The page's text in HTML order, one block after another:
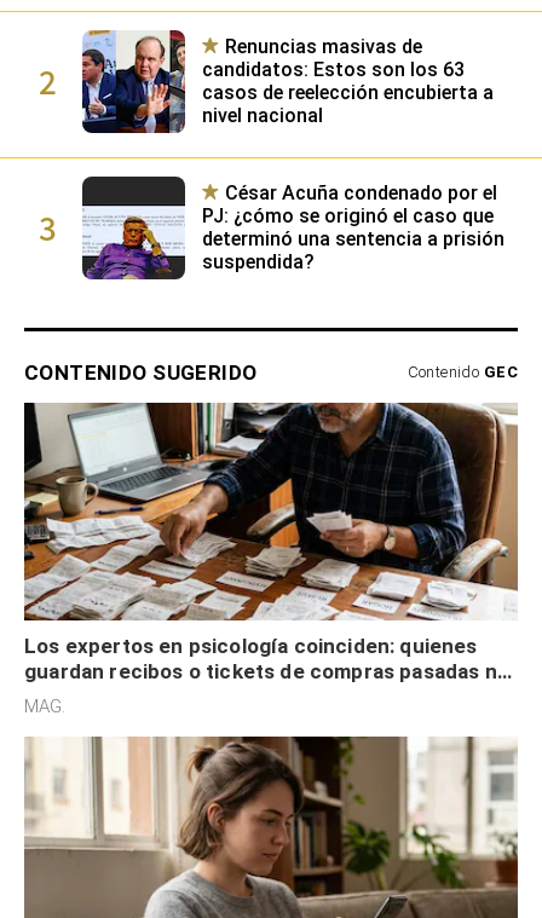
PJ: ¿cómo se originó el caso que
determinó una sentencia a prisión
suspendida?
CONTENIDO SUGERIDO ContenidoGEC
Los expertos en psicología coinciden: quienes
guardan recibos o tickets de compras pasadas no
son acumuladores, sino que tienen necesidad de
control
MAG.
Los expertos en psicología coinciden: las
personas que nunca publican contenido en sus
redes sociales no pretenden buscar validación